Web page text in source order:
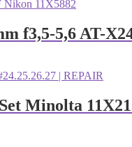
f3,5-5,6 AT-
Minolta